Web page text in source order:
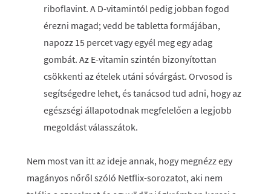
riboflavint. A D-vitamintól pedig jobban fogod
érezni magad; vedd be tabletta formájában,
napozz 15 percet vagy egyél meg egy adag
gombát. Az E-vitamin szintén bizonyítottan
csökkenti az ételek utáni sóvárgást. Orvosod is
segítségedre lehet, és tanácsod tud adni, hogy az
egészségi állapotodnak megfelelően a legjobb
megoldást válasszátok.
Nem most van itt az ideje annak, hogy megnézz egy
magányos nőről szóló Netflix-sorozatot, aki nem